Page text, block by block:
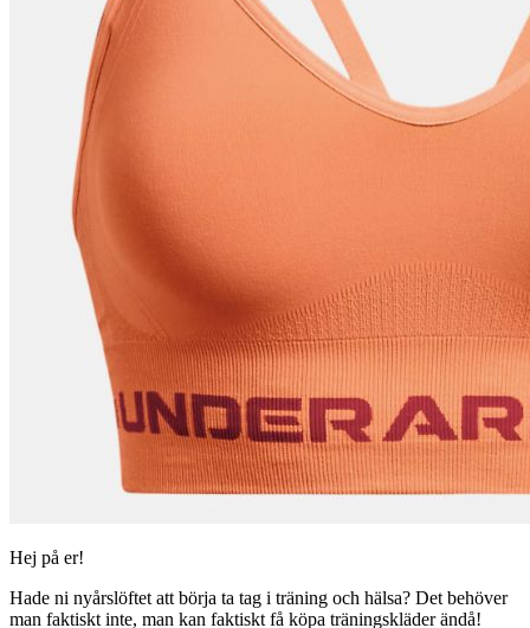
Hej på er!
Hade ni nyårslöftet att börja ta tag i träning och hälsa? Det behöver
man faktiskt inte, man kan faktiskt få köpa träningskläder ändå!